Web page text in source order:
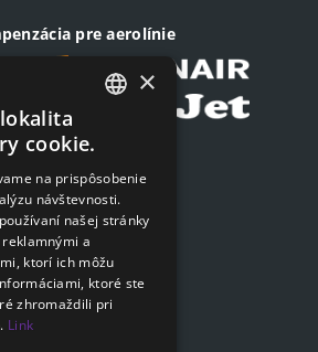
pre aerolínie
on-line žiadosť
Navigácia
Cenník
Otázky a odpovede
SLOVAK
×
cookie.
na prispôsobenie
návštevnosti.
našej stránky
a
ktorí ich môžu
ktoré ste
zhromaždili pri
Link